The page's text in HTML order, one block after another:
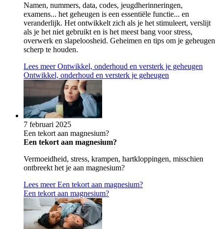
Namen, nummers, data, codes, jeugdherinneringen,
examens... het geheugen is een essentiële functie... en
veranderlijk. Het ontwikkelt zich als je het stimuleert, verslijt
als je het niet gebruikt en is het meest bang voor stress,
overwerk en slapeloosheid. Geheimen en tips om je geheugen
scherp te houden.
Lees meerOntwikkel, onderhoud en versterk je geheugen
Ontwikkel, onderhoud en versterk je geheugen
7 februari 2025
Een tekort aan magnesium?
Een tekort aan magnesium?
Vermoeidheid, stress, krampen, hartkloppingen, misschien
ontbreekt het je aan magnesium?
Lees meerEen tekort aan magnesium?
Een tekort aan magnesium?